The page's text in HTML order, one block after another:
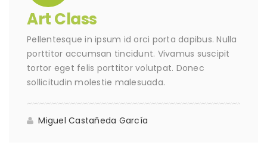
Art Class
Pellentesque in ipsum id orci porta dapibus. Nulla
porttitor accumsan tincidunt. Vivamus suscipit
tortor eget felis porttitor volutpat. Donec
sollicitudin molestie malesuada.
Miguel Castañeda García